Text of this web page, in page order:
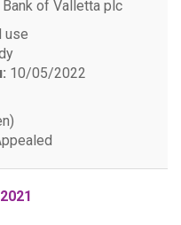
Bank of Valletta plc
use
10/05/2022